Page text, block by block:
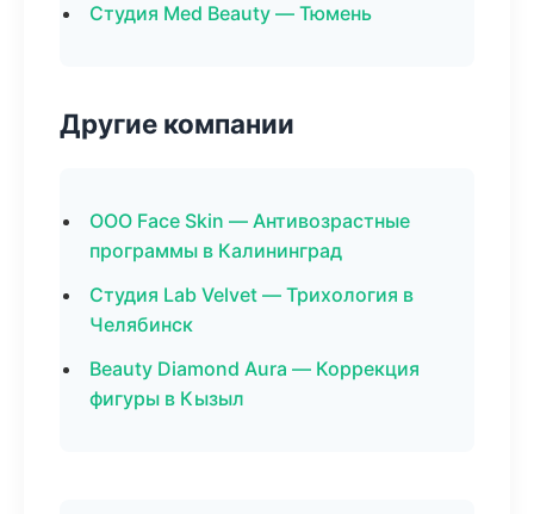
Студия Med Beauty — Тюмень
Другие компании
ООО Face Skin — Антивозрастные
программы в Калининград
Студия Lab Velvet — Трихология в
Челябинск
Beauty Diamond Aura — Коррекция
фигуры в Кызыл